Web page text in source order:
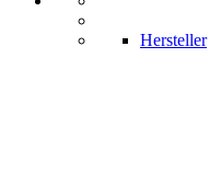
Hersteller